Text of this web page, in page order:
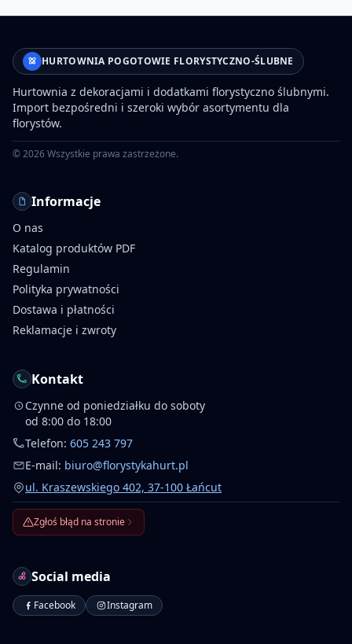
HURTOWNIA POGOTOWIE FLORYSTYCZNO-ŚLUBNE
Hurtownia z dekoracjami i dodatkami florystyczno ślubnymi.
Import bezpośredni i szeroki wybór asortymentu dla
florystów.
©2026Wszystkie prawa zastrzeżone.
Informacje
O nas
Katalog produktów PDF
Regulamin
Polityka prywatności
Dostawa i płatności
Reklamacje i zwroty
Kontakt
Czynne od poniedziałku do soboty
od 8:00 do 18:00
Telefon: 605 243 797
E-mail: biuro@florystykahurt.pl
ul. Kraszewskiego 402, 37-100 Łańcut
Zgłoś błąd na stronie
Social media
Facebook Instagram